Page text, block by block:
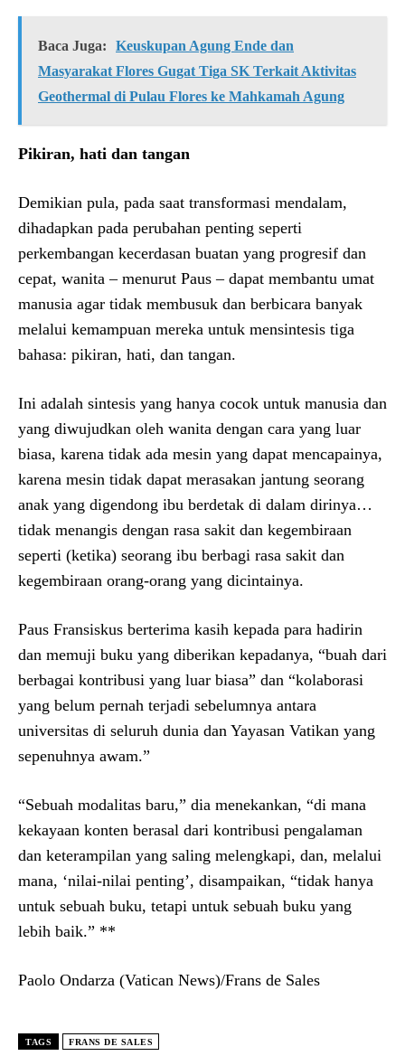
Baca Juga:
Keuskupan Agung Ende dan
Masyarakat Flores Gugat Tiga SK Terkait Aktivitas
Geothermal di Pulau Flores ke Mahkamah Agung
Pikiran, hati dan tangan
Demikian pula, pada saat transformasi mendalam,
dihadapkan pada perubahan penting seperti
perkembangan kecerdasan buatan yang progresif dan
cepat, wanita – menurut Paus – dapat membantu umat
manusia agar tidak membusuk dan berbicara banyak
melalui kemampuan mereka untuk mensintesis tiga
bahasa: pikiran, hati, dan tangan.
Ini adalah sintesis yang hanya cocok untuk manusia dan
yang diwujudkan oleh wanita dengan cara yang luar
biasa, karena tidak ada mesin yang dapat mencapainya,
karena mesin tidak dapat merasakan jantung seorang
anak yang digendong ibu berdetak di dalam dirinya…
tidak menangis dengan rasa sakit dan kegembiraan
seperti (ketika) seorang ibu berbagi rasa sakit dan
kegembiraan orang-orang yang dicintainya.
Paus Fransiskus berterima kasih kepada para hadirin
dan memuji buku yang diberikan kepadanya, “buah dari
berbagai kontribusi yang luar biasa” dan “kolaborasi
yang belum pernah terjadi sebelumnya antara
universitas di seluruh dunia dan Yayasan Vatikan yang
sepenuhnya awam.”
“Sebuah modalitas baru,” dia menekankan, “di mana
kekayaan konten berasal dari kontribusi pengalaman
dan keterampilan yang saling melengkapi, dan, melalui
mana, ‘nilai-nilai penting’, disampaikan, “tidak hanya
untuk sebuah buku, tetapi untuk sebuah buku yang
lebih baik.” **
Paolo Ondarza (Vatican News)/Frans de Sales
TAGS FRANS DE SALES